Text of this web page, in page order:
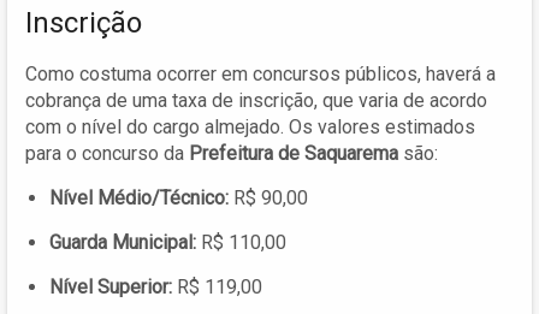
Inscrição
Como costuma ocorrer em concursos públicos, haverá a
cobrança de uma taxa de inscrição, que varia de acordo
com o nível do cargo almejado. Os valores estimados
para o concurso da Prefeitura de Saquarema são:
Nível Médio/Técnico: R$ 90,00
Guarda Municipal: R$ 110,00
Nível Superior: R$ 119,00